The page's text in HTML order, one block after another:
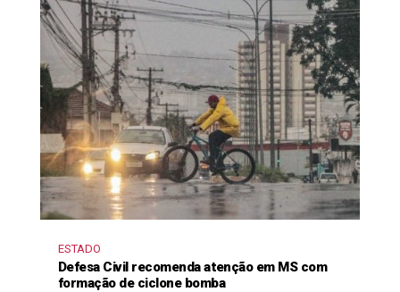
ESTADO
Defesa Civil recomenda atenção em MS com
formação de ciclone bomba